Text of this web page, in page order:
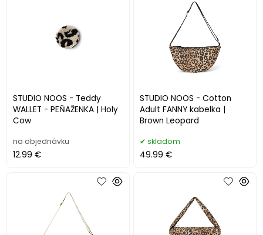
STUDIO NOOS - Teddy
WALLET - PEŇAŽENKA | Holy
Cow
na objednávku
12.99 €
STUDIO NOOS - Cotton
Adult FANNY kabelka |
Brown Leopard
skladom
49.99 €